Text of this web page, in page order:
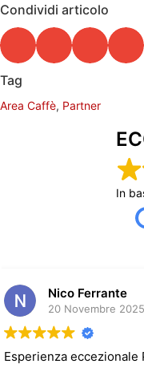
Condividi articolo
Tag
Area Caffè, Partner
In
carmine
20 Novembre
Esperienza molto